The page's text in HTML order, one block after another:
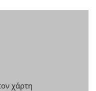
χάρτη